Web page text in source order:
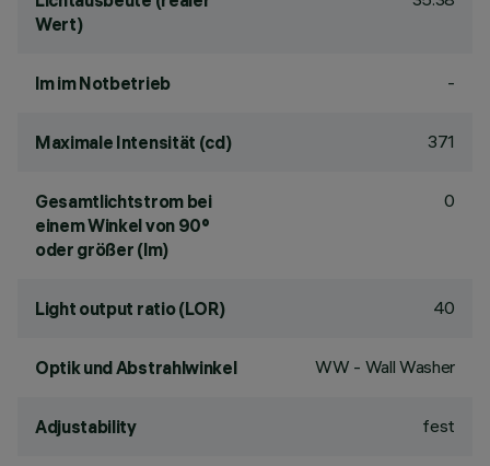
Wert)
lm im Notbetrieb -
Maximale Intensität (cd) 371
Gesamtlichtstrom bei
einem Winkel von 90°
oder größer (lm)
0
Light output ratio (LOR) 40
Optik und Abstrahlwinkel WW - Wall Washer
Adjustability fest